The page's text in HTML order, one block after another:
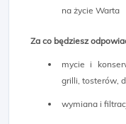
na życie Warta
Za co będziesz
mycie i
grilli, tosterów,
wymiana i